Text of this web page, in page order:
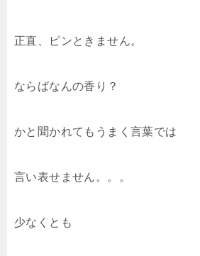
正直、ピンときません。
ならばなんの香り？
かと聞かれてもうまく言葉では
言い表せません。。。
少なくとも